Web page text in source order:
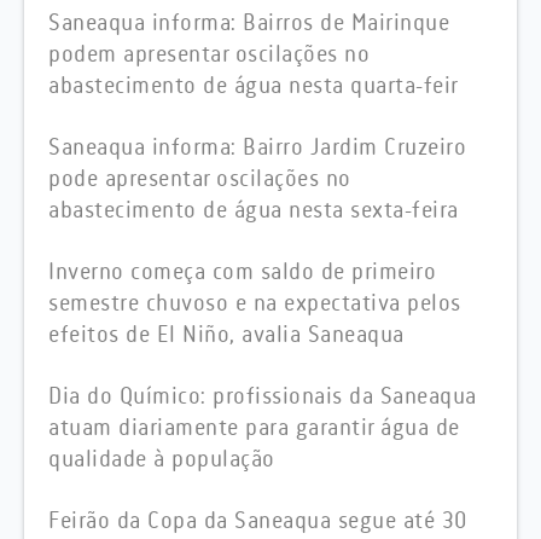
Saneaqua informa: Bairros de Mairinque
podem apresentar oscilações no
abastecimento de água nesta quarta-feir
Saneaqua informa: Bairro Jardim Cruzeiro
pode apresentar oscilações no
abastecimento de água nesta sexta-feira
Inverno começa com saldo de primeiro
semestre chuvoso e na expectativa pelos
efeitos de El Niño, avalia Saneaqua
Dia do Químico: profissionais da Saneaqua
atuam diariamente para garantir água de
qualidade à população
Feirão da Copa da Saneaqua segue até 30